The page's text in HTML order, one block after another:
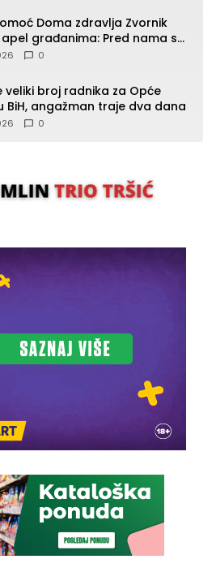
Doma zdravlja Zvornik
građanima: Pred nama su
do 40°C, oprez zbog
0
veliki broj radnika za Opće
BiH, angažman traje dva dana
0